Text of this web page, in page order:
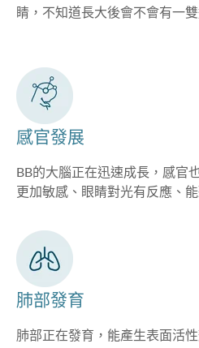
睛，不知道長大後會不會有一
感官發展
BB的大腦正在迅速成長，感官
更加敏感、眼睛對光有反應、
肺部發育
肺部正在發育，能產生表面活